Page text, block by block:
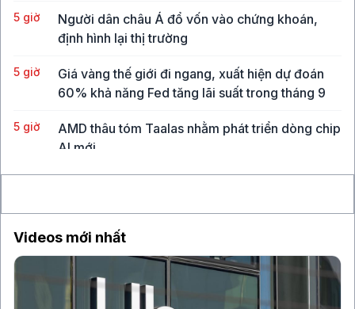
5 giờ
Người dân châu Á đổ vốn vào chứng khoán,
định hình lại thị trường
5 giờ
Giá vàng thế giới đi ngang, xuất hiện dự đoán
60% khả năng Fed tăng lãi suất trong tháng 9
5 giờ
AMD thâu tóm Taalas nhằm phát triển dòng chip
AI mới
Videos mới nhất